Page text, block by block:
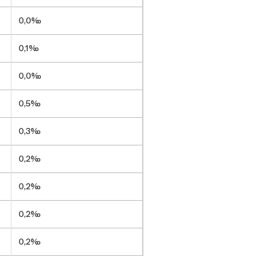
0,0‰
0,1‰
0,0‰
0,5‰
0,3‰
0,2‰
0,2‰
0,2‰
0,2‰